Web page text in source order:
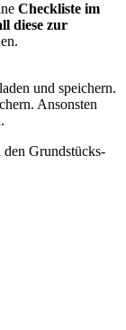
Checkliste im
diese zur
und speichern.
Ansonsten
den Grundstücks-